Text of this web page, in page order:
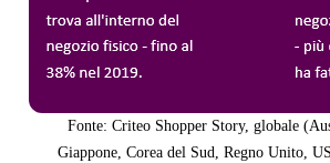
Fonte: Criteo Shopper Story, globale
Giappone, Corea del Sud, Regno Unito,